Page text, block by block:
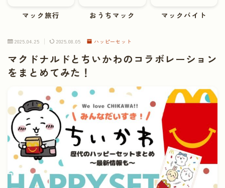
マック旅行 おうちマック マックバイト
2025.04.25 2025.08.05 ハッピーセット
マクドナルドとちいかわのコラボレーション
をまとめてみた！